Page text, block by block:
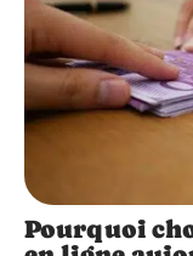
Pourquoi